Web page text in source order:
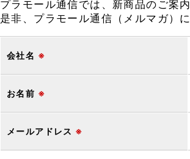
プラモール通信では、新商品のご案
是非、プラモール通信（メルマガ）
会社名 ※
お名前 ※
メールアドレス ※